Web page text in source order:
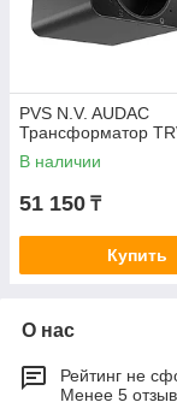
PVS N.V. AUDAC
Трансформатор
В наличии
51 150 ₸
Купить
О нас
Рейтинг не
Менее 5